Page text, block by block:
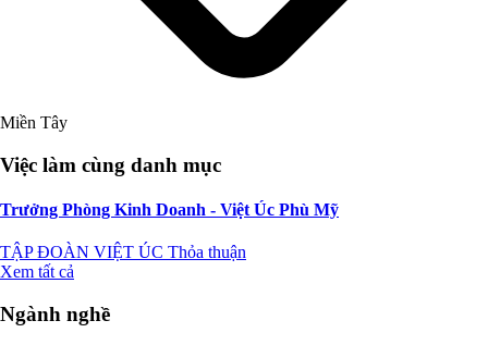
Miền Tây
Việc làm cùng danh mục
Trưởng Phòng Kinh Doanh - Việt Úc Phù Mỹ
TẬP ĐOÀN VIỆT ÚC Thỏa thuận
Xem tất cả
Ngành nghề